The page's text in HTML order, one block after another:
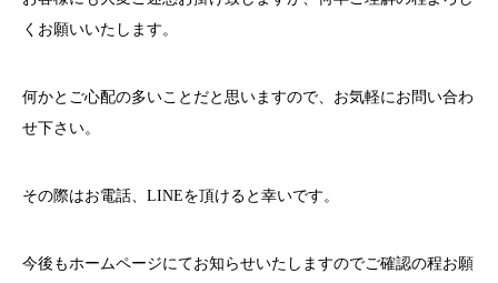
くお願いいたします。
何かとご心配の多いことだと思いますので、お気軽にお問い合わ
せ下さい。
その際はお電話、 LINEを頂けると幸いです。
今後もホームページにてお知らせいたしますのでご確認の程お願